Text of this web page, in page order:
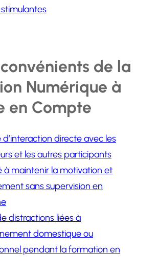
de la
Numérique à
en Compte
directe avec les
et les autres participants
à maintenir la motivation et
sans supervision en
distractions liées à
domestique ou
pendant la formation en